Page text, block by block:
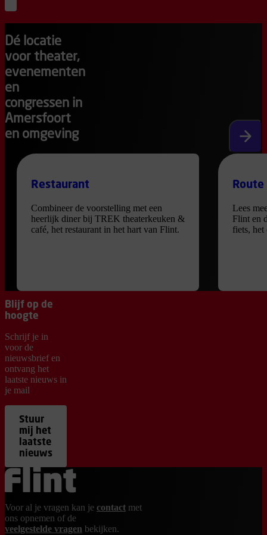
Dé locatie
voor theater,
evenementen
en
congressen in
Amersfoort
en omgeving
Restaurant
Combineer de voorstelling met een
heerlijk diner bij TREK theaterkeuken &
café, het restaurant in het hart van Flint.
Lees
Flint en
fiets, het
Blijf op de
hoogte
Schrijf je in
voor de
nieuwsbrief en
ontvang het
laatste nieuws in
je mail
Stuur
mij het
laatste
nieuws
Ga terug naar de homepage
Voor al je vragen kan je contact met
ons opnemen of de
veelgestelde vragen bekijken.